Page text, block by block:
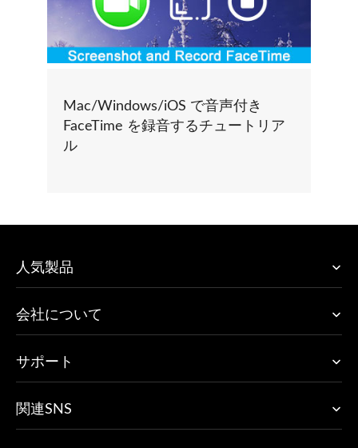
Mac/Windows/iOS で音声付き
FaceTime を録音するチュートリア
ル
人気製品
会社について
サポート
関連SNS